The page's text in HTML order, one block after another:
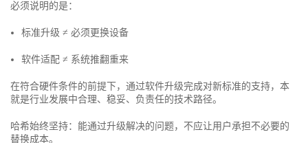
必须说明的是：
标准升级 ≠ 必须更换设备
软件适配 ≠ 系统推翻重来
在符合硬件条件的前提下，通过软件升级完成对新标准的支持，本
就是行业发展中合理、稳妥、负责任的技术路径。
哈希始终坚持：能通过升级解决的问题，不应让用户承担不必要的
替换成本。